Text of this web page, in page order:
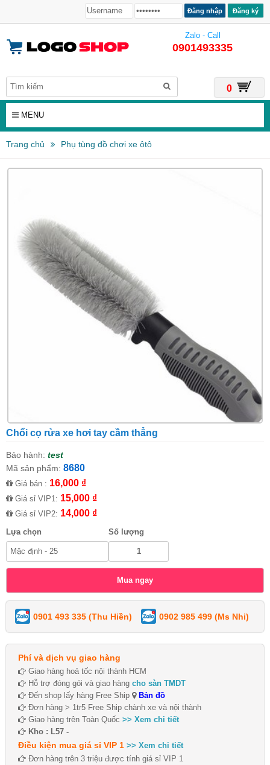
Đăng ký
Zalo - Call
0901493335
0
MENU
Trang chủ Phụ tùng đồ chơi xe ôtô
Chổi cọ rửa xe hơi tay cầm thẳng
Bảo hành: test
Mã sản phẩm: 8680
Giá bán : 16,000 ₫
Giá sỉ VIP1: 15,000 ₫
Giá sỉ VIP2: 14,000 ₫
Lựa chọn Số lượng
0901 493 335 (Thu Hiền) 0902 985 499 (Ms Nhi)
Phí và dịch vụ giao hàng
Giao hàng hoả tốc nội thành HCM
Hỗ trợ đóng gói và giao hàng cho sàn TMDT
Đến shop lấy hàng Free Ship
Bản đồ
Đơn hàng > 1tr5 Free Ship chành xe và nội thành
Giao hàng trên Toàn Quốc >> Xem chi tiết
Kho : L57 -
Điều kiện mua giá sỉ VIP 1 >> Xem chi tiết
Đơn hàng trên 3 triệu được tính giá sỉ VIP 1